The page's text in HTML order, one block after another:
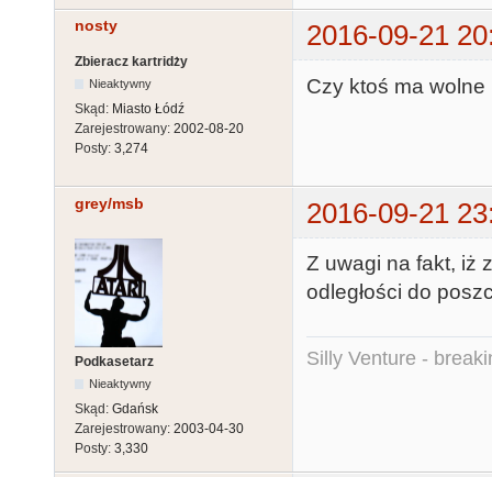
nosty 2016-09-21
Zbieracz kartridży
Nieaktywny
Skąd: Miasto Łódź
Zarejestrowany: 2002-08-20
Posty: 3,274
Czy ktoś ma
grey/msb 2016-09-21
Podkasetarz
Nieaktywny
Skąd: Gdańsk
Zarejestrowany: 2003-04-30
Posty: 3,330
Z uwagi na fakt, iż
odległości do
Silly Venture -